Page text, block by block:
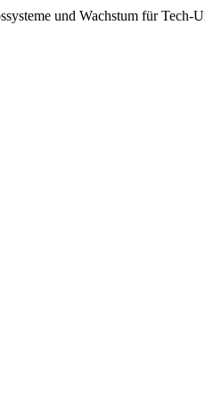
und Wachstum für Tech-